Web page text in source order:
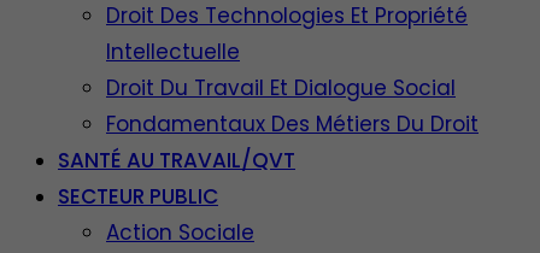
Droit Des Technologies Et Propriété
Intellectuelle
Droit Du Travail Et Dialogue Social
Fondamentaux Des Métiers Du Droit
SANTÉ AU TRAVAIL/QVT
SECTEUR PUBLIC
Action Sociale